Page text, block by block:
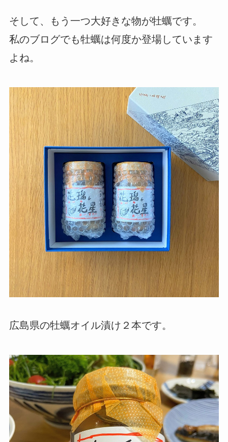
そして、もう一つ大好きな物が牡蠣です。
私のブログでも牡蠣は何度か登場しています
よね。
広島県の牡蠣オイル漬け２本です。